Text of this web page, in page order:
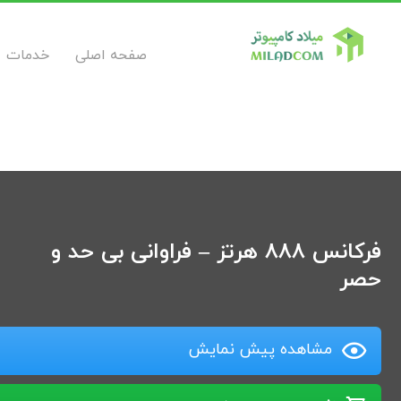
صفحه اصلی خدمات
فرکانس 888 هرتز – فراوانی بی حد و
حصر
مشاهده پیش نمایش